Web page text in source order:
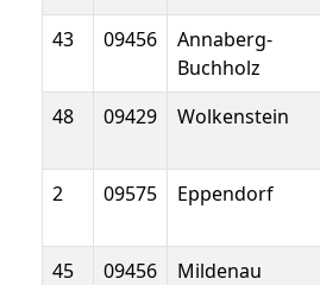
43 09456
Annaberg-
Buchholz
48 09429 Wolkenstein
2 09575 Eppendorf
45
09456 Mildenau